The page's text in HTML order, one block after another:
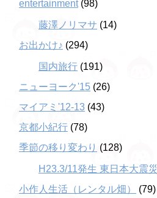
entertainment(98)
藤澤ノリマサ (14)
お出かけ♪ (294)
国内旅行 (191)
ニューヨーク'15 (26)
マイアミ'12-13 (43)
京都小紀行 (78)
季節の移り変わり (128)
H23.3/11発生 東日本大震災
小作人生活（レンタル畑）
(79)